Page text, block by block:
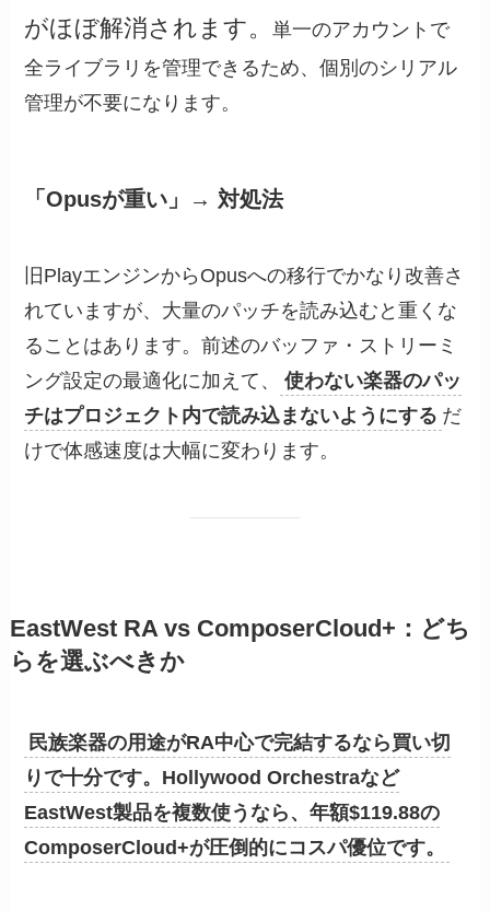
がほぼ解消されます。単一のアカウントで
全ライブラリを管理できるため、個別のシリアル
管理が不要になります。
「Opusが重い」→ 対処法
旧PlayエンジンからOpusへの移行でかなり改善さ
れていますが、大量のパッチを読み込むと重くな
ることはあります。前述のバッファ・ストリーミ
ング設定の最適化に加えて、
使わない楽器のパッ
チはプロジェクト内で読み込まないようにする だ
けで体感速度は大幅に変わります。
EastWest RA vs ComposerCloud+：どち
らを選ぶべきか
民族楽器の用途がRA中心で完結するなら買い切
りで十分です。Hollywood Orchestraなど
EastWest製品を複数使うなら、年額$119.88の
ComposerCloud+が圧倒的にコスパ優位です。